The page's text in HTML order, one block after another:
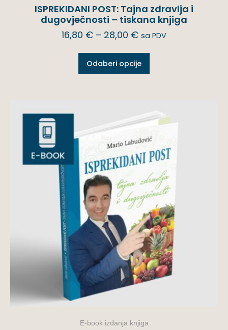
ISPREKIDANI POST: Tajna zdravlja i
dugovječnosti – tiskana knjiga
16,80 € – 28,00 € sa PDV
Odaberi opcije
E-book izdanja knjiga